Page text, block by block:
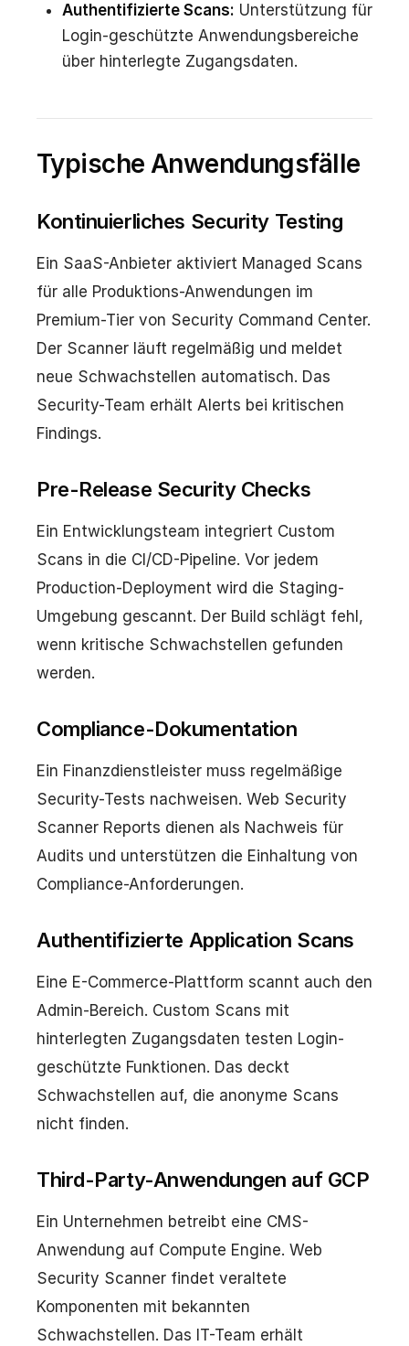
Authentifizierte Scans: Unterstützung für
Login-geschützte Anwendungsbereiche
über hinterlegte Zugangsdaten.
Typische Anwendungsfälle
Kontinuierliches Security Testing
Ein SaaS-Anbieter aktiviert Managed Scans
für alle Produktions-Anwendungen im
Premium-Tier von Security Command Center.
Der Scanner läuft regelmäßig und meldet
neue Schwachstellen automatisch. Das
Security-Team erhält Alerts bei kritischen
Findings.
Pre-Release Security Checks
Ein Entwicklungsteam integriert Custom
Scans in die CI/CD-Pipeline. Vor jedem
Production-Deployment wird die Staging-
Umgebung gescannt. Der Build schlägt fehl,
wenn kritische Schwachstellen gefunden
werden.
Compliance-Dokumentation
Ein Finanzdienstleister muss regelmäßige
Security-Tests nachweisen. Web Security
Scanner Reports dienen als Nachweis für
Audits und unterstützen die Einhaltung von
Compliance-Anforderungen.
Authentifizierte Application Scans
Eine E-Commerce-Plattform scannt auch den
Admin-Bereich. Custom Scans mit
hinterlegten Zugangsdaten testen Login-
geschützte Funktionen. Das deckt
Schwachstellen auf, die anonyme Scans
nicht finden.
Third-Party-Anwendungen auf GCP
Ein Unternehmen betreibt eine CMS-
Anwendung auf Compute Engine. Web
Security Scanner findet veraltete
Komponenten mit bekannten
Schwachstellen. Das IT-Team erhält